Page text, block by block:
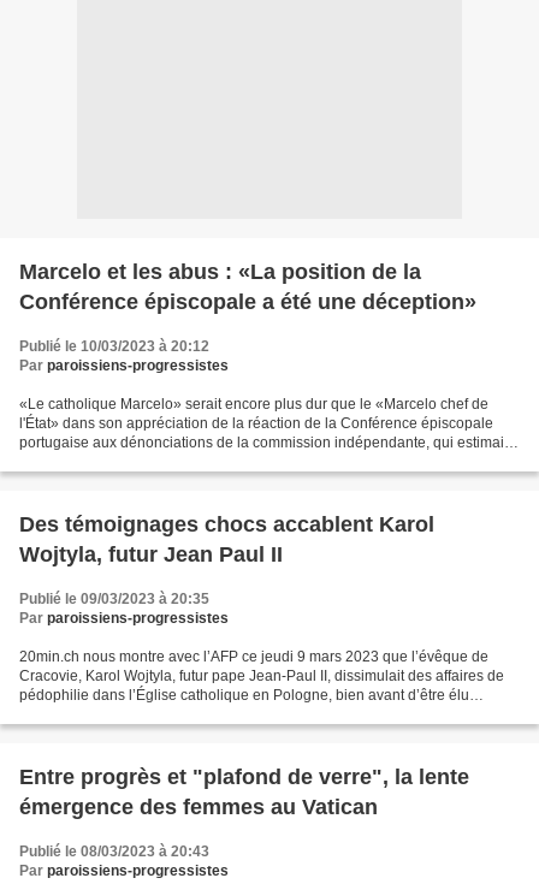
Marcelo et les abus : «La position de la
Conférence épiscopale a été une déception»
Publié le 10/03/2023 à 20:12
Par paroissiens-progressistes
«Le catholique Marcelo» serait encore plus dur que le «Marcelo chef de
l'État» dans son appréciation de la réaction de la Conférence épiscopale
portugaise aux dénonciations de la commission indépendante, qui estimait
Des témoignages chocs accablent Karol
Wojtyla, futur Jean Paul II
Publié le 09/03/2023 à 20:35
Par paroissiens-progressistes
20min.ch nous montre avec l’AFP ce jeudi 9 mars 2023 que l’évêque de
Cracovie, Karol Wojtyla, futur pape Jean-Paul II, dissimulait des affaires de
pédophilie dans l’Église catholique en Pologne, bien avant d’être élu
Entre progrès et "plafond de verre", la lente
émergence des femmes au Vatican
Publié le 08/03/2023 à 20:43
Par paroissiens-progressistes